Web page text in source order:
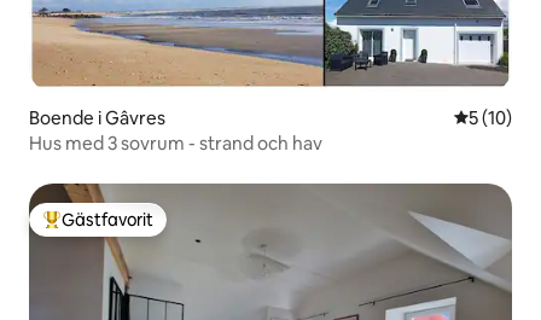
Boende i Gâvres 5 av 5 i
5 (10)
Hus med 3 sovrum - strand och hav
Populär gästfavorit
Gästfavorit